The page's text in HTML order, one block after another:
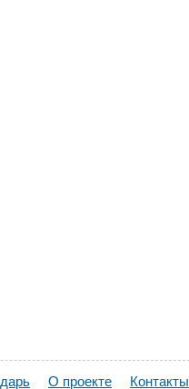
О проекте Контакты